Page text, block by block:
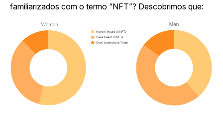
familiarizados com o termo “NFT”? Descobrimos que: